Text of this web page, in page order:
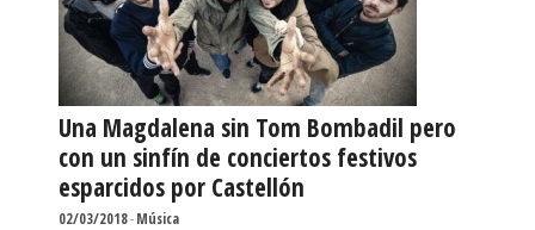
Una Magdalena sin Tom Bombadil pero
con un sinfín de conciertos festivos
esparcidos por Castellón
02/03/2018-Música